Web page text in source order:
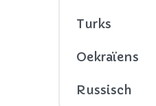
Turks
Oekraïens
Russisch